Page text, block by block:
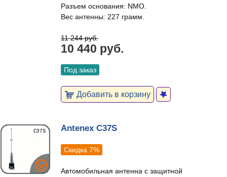
Разъем основания: NMO.
Вес антенны: 227 грамм.
11 244 руб.
10 440 руб.
Под заказ
Добавить в корзину
Antenex C37S
Скидка 7%
Автомобильная антенна с защитной